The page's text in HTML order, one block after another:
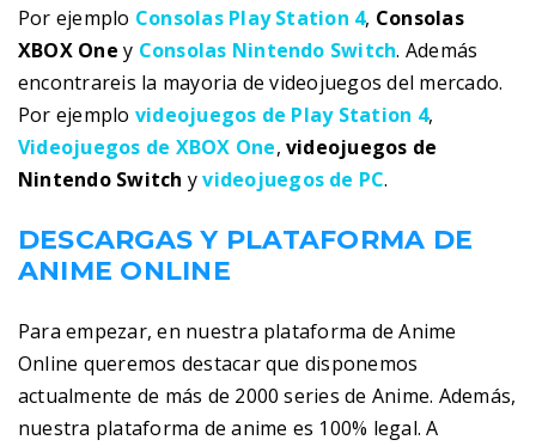
Por ejemplo Consolas Play Station 4, Consolas
XBOX One y Consolas Nintendo Switch. Además
encontrareis la mayoria de videojuegos del mercado.
Por ejemplo videojuegos de Play Station 4,
Videojuegos de XBOX One,videojuegos de
Nintendo Switch yvideojuegos de PC.
DESCARGAS Y PLATAFORMA DE
ANIME ONLINE
Para empezar, en nuestra plataforma de Anime
Online queremos destacar que disponemos
actualmente de más de 2000 series de Anime. Además,
nuestra plataforma de anime es 100% legal. A